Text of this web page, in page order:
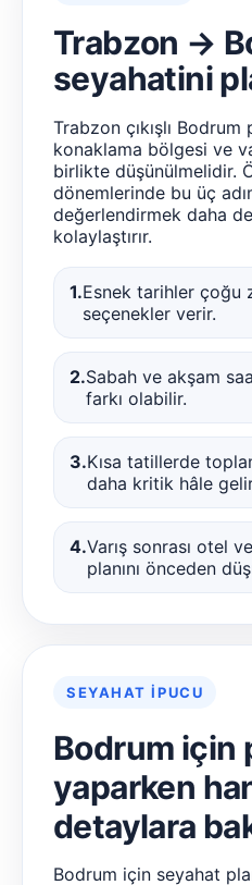
Trabzon →
seyahatini
Trabzon çıkışlı
konaklama bölgesi ve
birlikte düşünülmelidir.
dönemlerinde bu üç
değerlendirmek daha
kolaylaştırır.
1.Esnek tarihler çoğu
seçenekler verir.
2.Sabah ve akşam
farkı olabilir.
3.Kısa tatillerde
daha kritik hâle
4.Varış sonrası otel
planını önceden
SEYAHAT İPUCU
Bodrum için
yaparken
detaylara
Bodrum için seyahat